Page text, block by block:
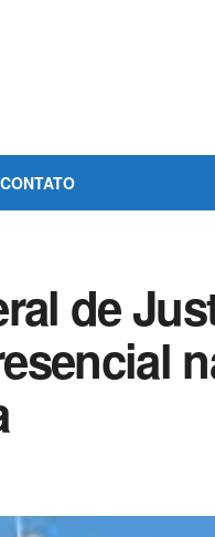
CONTATO
de